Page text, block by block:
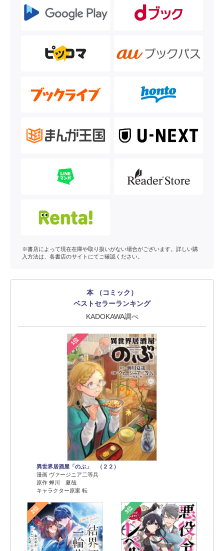
※書店によって現在在庫や取り扱いがない場合がございます。詳しい購
入方法は、各書店のサイトにてご確認ください。
本 （コミック）
ベストセラーランキング
KADOKAWA調べ
1位
異世界居酒屋「のぶ」 （２２）
漫画 ヴァージニア二等兵
原作 蝉川 夏哉
キャラクター原案 転
2位 3位